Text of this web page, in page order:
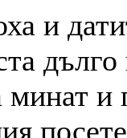
и
минат